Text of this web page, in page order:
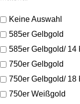
Keine Auswahl
585er Gelbgold
585er Gelbgold/ 14
750er Gelbgold
750er Gelbgold/ 18
750er Weißgold